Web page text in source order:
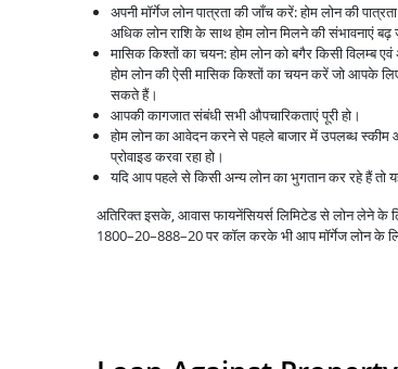
अपनी मॉर्गेज लोन पात्रता की जाँच करें: होम लोन की
अधिक लोन राशि के साथ होम लोन मिलने की संभावनाएं
मासिक किश्तों का चयन: होम लोन को बगैर किसी
होम लोन की ऐसी मासिक किश्तों का चयन करें जो आपके
सकते हैं।
आपकी कागजात संबंधी सभी औपचारिकताएं पूरी हो।
होम लोन का आवेदन करने से पहले बाजार में उपलब्ध
प्रोवाइड करवा रहा हो।
यदि आप पहले से किसी अन्य लोन का भुगतान कर रहे हैं तो
अतिरिक्त इसके, आवास फायनेंसियर्स लिमिटेड से लोन लेने
1800–20–888–20 पर कॉल करके भी आप मॉर्गेज लोन के